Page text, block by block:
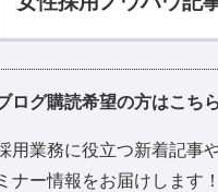
ログ購読希望の方はこちら
用業務に役立つ新着記事
ミナー情報をお届けします！